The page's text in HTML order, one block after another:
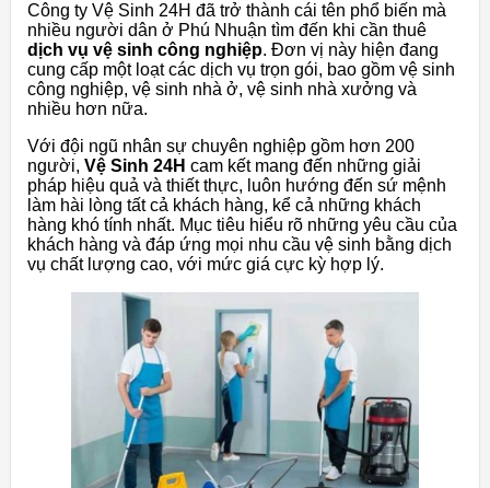
Công ty Vệ Sinh 24H đã trở thành cái tên phổ biến mà
nhiều người dân ở Phú Nhuận tìm đến khi cần thuê
dịch vụ vệ sinh công nghiệp. Đơn vị này hiện đang
cung cấp một loạt các dịch vụ trọn gói, bao gồm vệ sinh
công nghiệp, vệ sinh nhà ở, vệ sinh nhà xưởng và
nhiều hơn nữa.
Với đội ngũ nhân sự chuyên nghiệp gồm hơn 200
người, Vệ Sinh 24H cam kết mang đến những giải
pháp hiệu quả và thiết thực, luôn hướng đến sứ mệnh
làm hài lòng tất cả khách hàng, kể cả những khách
hàng khó tính nhất. Mục tiêu hiểu rõ những yêu cầu của
khách hàng và đáp ứng mọi nhu cầu vệ sinh bằng dịch
vụ chất lượng cao, với mức giá cực kỳ hợp lý.